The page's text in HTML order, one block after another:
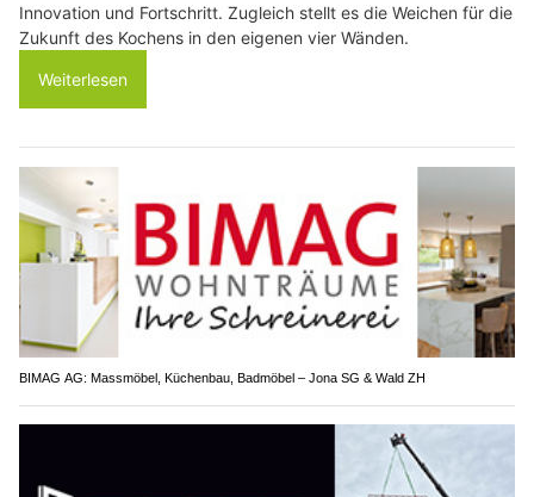
Innovation und Fortschritt. Zugleich stellt es die Weichen für die
Zukunft des Kochens in den eigenen vier Wänden.
Weiterlesen
BIMAG AG: Massmöbel, Küchenbau, Badmöbel – Jona SG & Wald ZH